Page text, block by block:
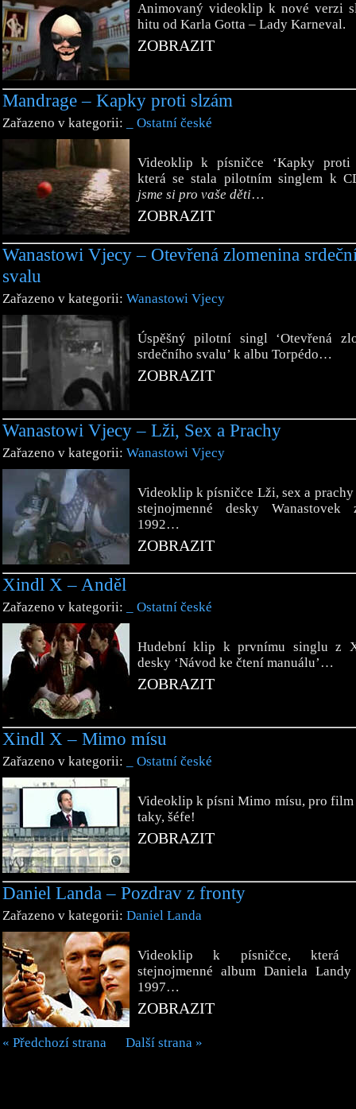
Animovaný videoklip k nové verzi
hitu od Karla Gotta – Lady Karneval.
ZOBRAZIT
Mandrage – Kapky proti slzám
Zařazeno v kategorii: _ Ostatní české
Videoklip k písničce ‘Kapky proti
která se stala pilotním singlem k
jsme si pro vaše děti…
ZOBRAZIT
Wanastowi Vjecy – Otevřená zlomenina
svalu
Zařazeno v kategorii: Wanastowi Vjecy
Úspěšný pilotní singl ‘Otevřená
srdečního svalu’ k albu Torpédo…
ZOBRAZIT
Wanastowi Vjecy – Lži, Sex a Prachy
Zařazeno v kategorii: Wanastowi Vjecy
Videoklip k písničce Lži, sex a prachy
stejnojmenné desky
1992…
ZOBRAZIT
Xindl X – Anděl
Zařazeno v kategorii: _ Ostatní české
Hudební klip k prvnímu singlu z
desky ‘Návod ke čtení manuálu’…
ZOBRAZIT
Xindl X – Mimo mísu
Zařazeno v kategorii: _ Ostatní české
Videoklip k písni Mimo mísu, pro film
taky, šéfe!
ZOBRAZIT
Daniel Landa – Pozdrav z fronty
Zařazeno v kategorii: Daniel Landa
Videoklip k písničce, která
stejnojmenné album Daniela
1997…
ZOBRAZIT
« Předchozí strana Další strana »